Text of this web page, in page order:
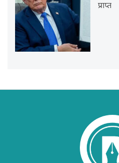
प्राप्त